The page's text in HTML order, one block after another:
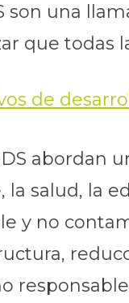
son una
que todas
abordan
la salud, la
y no